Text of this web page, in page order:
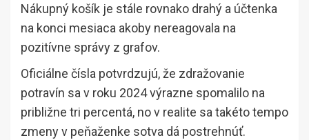
Nákupný košík je stále rovnako drahý a účtenka
na konci mesiaca akoby nereagovala na
pozitívne správy z grafov.
Oficiálne čísla potvrdzujú, že zdražovanie
potravín sa v roku 2024 výrazne spomalilo na
približne tri percentá, no v realite sa takéto tempo
zmeny v peňaženke sotva dá postrehnúť.